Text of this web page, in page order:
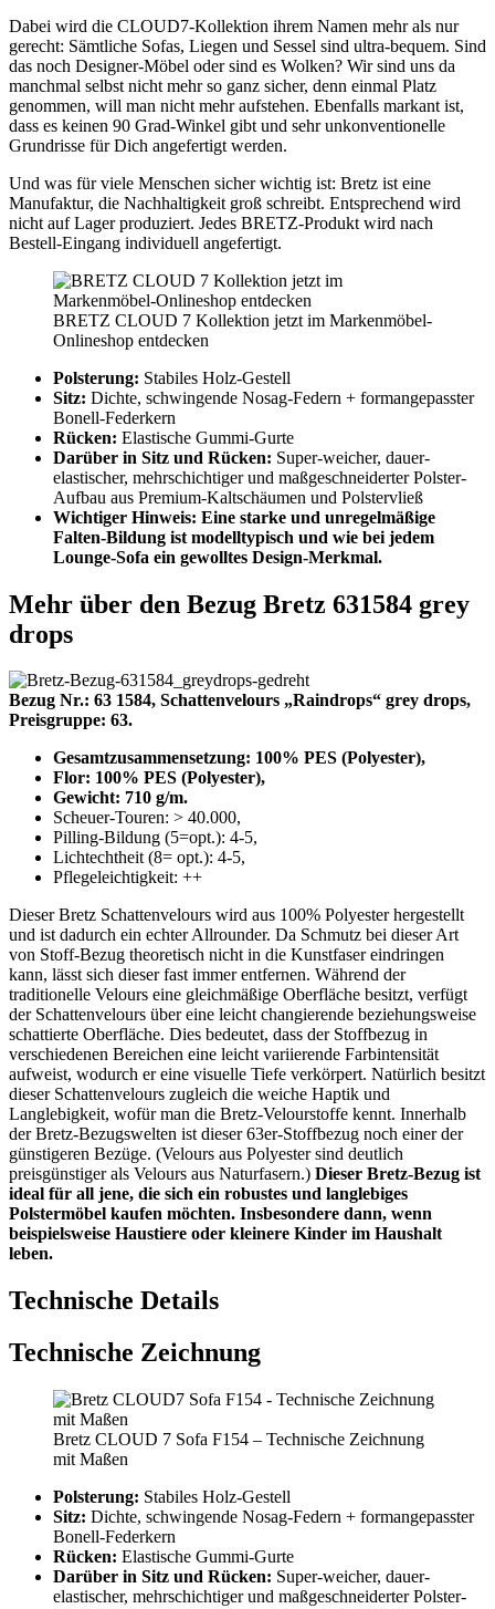
Dabei wird die CLOUD7-Kollektion ihrem Namen mehr als nur
gerecht: Sämtliche Sofas, Liegen und Sessel sind ultra-bequem. Sind
das noch Designer-Möbel oder sind es Wolken? Wir sind uns da
manchmal selbst nicht mehr so ganz sicher, denn einmal Platz
genommen, will man nicht mehr aufstehen. Ebenfalls markant ist,
dass es keinen 90 Grad-Winkel gibt und sehr unkonventionelle
Grundrisse für Dich angefertigt werden.
Und was für viele Menschen sicher wichtig ist: Bretz ist eine
Manufaktur, die Nachhaltigkeit groß schreibt. Entsprechend wird
nicht auf Lager produziert. Jedes BRETZ-Produkt wird nach
Bestell-Eingang individuell angefertigt.
BRETZ CLOUD 7 Kollektion jetzt im Markenmöbel-
Onlineshop entdecken
Polsterung: Stabiles Holz-Gestell
Sitz: Dichte, schwingende Nosag-Federn + formangepasster
Bonell-Federkern
Rücken: Elastische Gummi-Gurte
Darüber in Sitz und Rücken: Super-weicher, dauer-
elastischer, mehrschichtiger und maßgeschneiderter Polster-
Aufbau aus Premium-Kaltschäumen und Polstervließ
Wichtiger Hinweis: Eine starke und unregelmäßige
Falten-Bildung ist modelltypisch und wie bei jedem
Lounge-Sofa ein gewolltes Design-Merkmal.
Mehr über den Bezug Bretz 631584 grey
drops
Bezug Nr.: 63 1584, Schattenvelours „Raindrops“ grey drops,
Preisgruppe: 63.
Gesamtzusammensetzung: 100% PES (Polyester),
Flor: 100% PES (Polyester),
Gewicht: 710 g/m.
Scheuer-Touren: > 40.000,
Pilling-Bildung (5=opt.): 4-5,
Lichtechtheit (8= opt.): 4-5,
Pflegeleichtigkeit: ++
Dieser Bretz Schattenvelours wird aus 100% Polyester hergestellt
und ist dadurch ein echter Allrounder. Da Schmutz bei dieser Art
von Stoff-Bezug theoretisch nicht in die Kunstfaser eindringen
kann, lässt sich dieser fast immer entfernen. Während der
traditionelle Velours eine gleichmäßige Oberfläche besitzt, verfügt
der Schattenvelours über eine leicht changierende beziehungsweise
schattierte Oberfläche. Dies bedeutet, dass der Stoffbezug in
verschiedenen Bereichen eine leicht variierende Farbintensität
aufweist, wodurch er eine visuelle Tiefe verkörpert. Natürlich besitzt
dieser Schattenvelours zugleich die weiche Haptik und
Langlebigkeit, wofür man die Bretz-Velourstoffe kennt. Innerhalb
der Bretz-Bezugswelten ist dieser 63er-Stoffbezug noch einer der
günstigeren Bezüge. (Velours aus Polyester sind deutlich
preisgünstiger als Velours aus Naturfasern.) Dieser Bretz-Bezug ist
ideal für all jene, die sich ein robustes und langlebiges
Polstermöbel kaufen möchten. Insbesondere dann, wenn
beispielsweise Haustiere oder kleinere Kinder im Haushalt
leben.
Technische Details
Technische Zeichnung
Bretz CLOUD 7 Sofa F154 – Technische Zeichnung
mit Maßen
Polsterung: Stabiles Holz-Gestell
Sitz: Dichte, schwingende Nosag-Federn + formangepasster
Bonell-Federkern
Rücken: Elastische Gummi-Gurte
Darüber in Sitz und Rücken: Super-weicher, dauer-
elastischer, mehrschichtiger und maßgeschneiderter Polster-